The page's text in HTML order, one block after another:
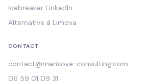
Icebreaker LinkedIn
Alternative à Limova
CONTACT
contact@mankova-consulting.com
06 59 01 09 31